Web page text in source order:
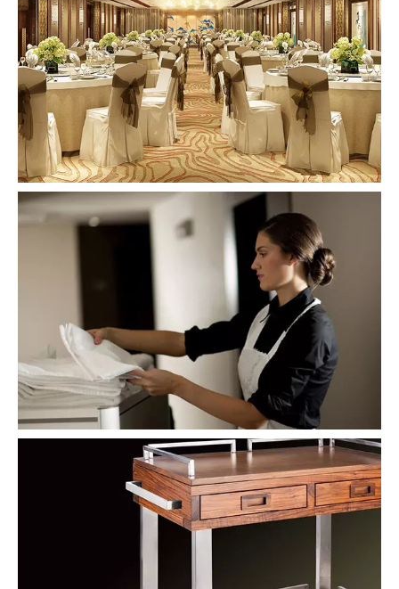
Na sala
consulte Mais informação
Móveis para banquetes e jantares
consulte Mais informação
Equipamentos de limpeza e